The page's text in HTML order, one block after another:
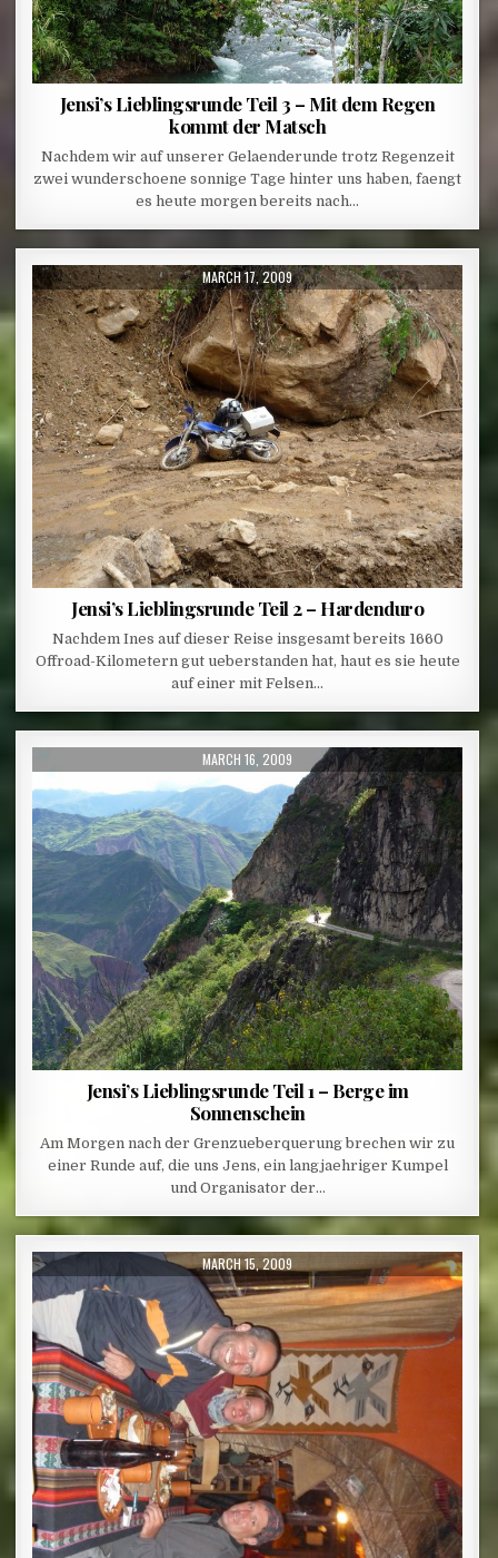
Jensi’s Lieblingsrunde Teil 3 – Mit dem Regen
kommt der Matsch
Nachdem wir auf unserer Gelaenderunde trotz Regenzeit
zwei wunderschoene sonnige Tage hinter uns haben, faengt
es heute morgen bereits nach…
PUBLISHED DATE:
MARCH 17, 2009
Jensi’s Lieblingsrunde Teil 2 – Hardenduro
Nachdem Ines auf dieser Reise insgesamt bereits 1660
Offroad-Kilometern gut ueberstanden hat, haut es sie heute
auf einer mit Felsen…
PUBLISHED DATE:
MARCH 16, 2009
Jensi’s Lieblingsrunde Teil 1 – Berge im
Sonnenschein
Am Morgen nach der Grenzueberquerung brechen wir zu
einer Runde auf, die uns Jens, ein langjaehriger Kumpel
und Organisator der…
PUBLISHED DATE:
MARCH 15, 2009